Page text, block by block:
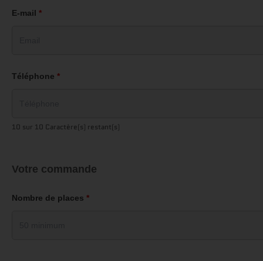
E-mail *
Téléphone *
10 sur 10 Caractère(s) restant(s)
Votre commande
Nombre de places *